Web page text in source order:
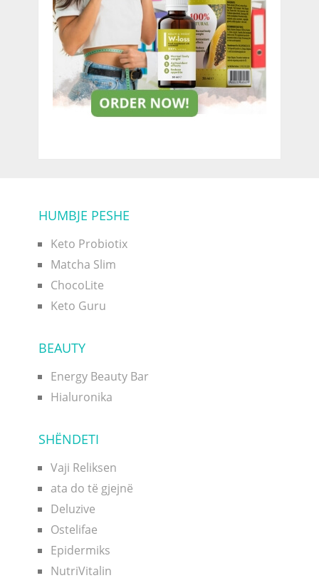
HUMBJE PESHE
Keto Probiotix
Matcha Slim
ChocoLite
Keto Guru
BEAUTY
Energy Beauty Bar
Hialuronika
SHËNDETI
Vaji Reliksen
ata do të gjejnë
Deluzive
Ostelifae
Epidermiks
NutriVitalin